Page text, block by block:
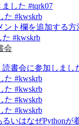
した #tqrk07
た #kwskrb
ント欄を追加する方
た #kwskrb
会
読書会に参加しまし
た #kwskrb
た #kwskrb
た #kwskrb
た #kwskrb
いはなぜPython